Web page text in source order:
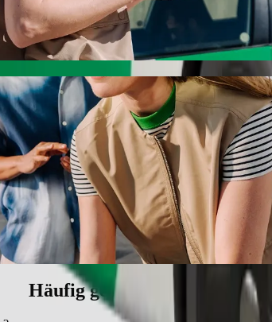
eine Fahrt nach Maungani Lodge suchst. Mit
Lodge zu kommen
Fahrzeuge (WAV).
mit Bolt Basic.
Häufig gestellte Fragen